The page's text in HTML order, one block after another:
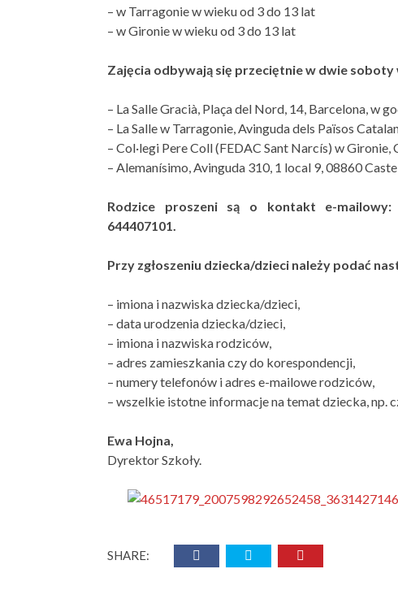
– w Tarragonie w wieku od 3 do 13 lat
– w Gironie w wieku od 3 do 13 lat
Zajęcia odbywają się przeciętnie w dwie soboty
– La Salle Gracià, Plaça del Nord, 14, Barcelona, w
– La Salle w Tarragonie, Avinguda dels Països
– Col·legi Pere Coll (FEDAC Sant Narcís) w
– Alemanísimo, Avinguda 310, 1 local 9, 08860
Rodzice proszeni są o kontakt e-mailowy:
644407101.
Przy zgłoszeniu dziecka/dzieci należy podać
– imiona i nazwiska dziecka/dzieci,
– data urodzenia dziecka/dzieci,
– imiona i nazwiska rodziców,
– adres zamieszkania czy do korespondencji,
– numery telefonów i adres e-mailowe rodziców,
– wszelkie istotne informacje na temat dziecka, np.
Ewa Hojna,
Dyrektor Szkoły.
SHARE: